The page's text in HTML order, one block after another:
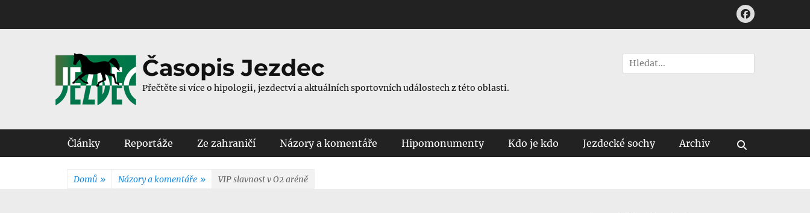
Facebook
Časopis Jezdec
Přečtěte si více o hipologii, jezdectví a aktuálních sportovních událostech z této oblasti.
Hledat:
Hlavní menu
Články Reportáže Ze zahraničí Názory a komentáře Hipomonumenty Kdo je kdo Jezdecké sochy Archiv
Domů » Názory a komentáře » VIP slavnost v O2 aréně